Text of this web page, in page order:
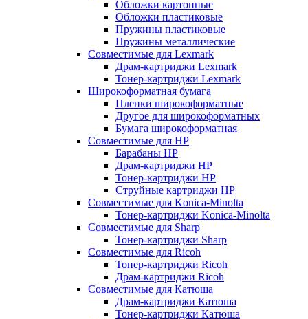
Обложки картонные
Обложки пластиковые
Пружины пластиковые
Пружины металлические
Совместимые для Lexmark
Драм-картриджи Lexmark
Тонер-картриджи Lexmark
Широкоформатная бумага
Пленки широкоформатные
Другое для широкоформатных
Бумага широкоформатная
Совместимые для HP
Барабаны HP
Драм-картриджи HP
Тонер-картриджи HP
Струйные картриджи HP
Совместимые для Konica-Minolta
Тонер-картриджи Konica-Minolta
Совместимые для Sharp
Тонер-картриджи Sharp
Совместимые для Ricoh
Тонер-картриджи Ricoh
Драм-картриджи Ricoh
Совместимые для Катюша
Драм-картриджи Катюша
Тонер-картриджи Катюша